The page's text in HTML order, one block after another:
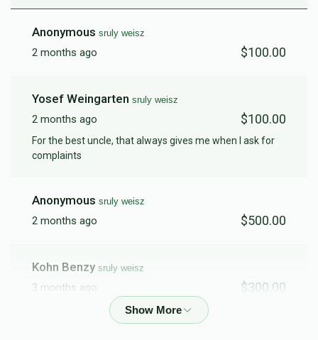
Anonymous sruly weisz
2 months ago $100.00
Yosef Weingarten sruly weisz
2 months ago $100.00
For the best uncle, that always gives me when I ask for
complaints
Anonymous sruly weisz
2 months ago $500.00
Kohn Benzy sruly weisz
3 months ago $300.00